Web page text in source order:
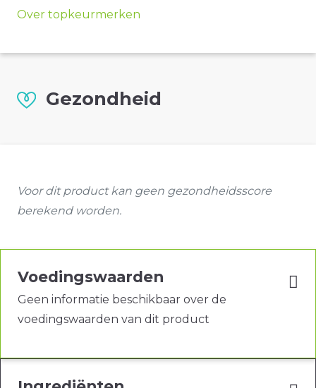
Over topkeurmerken
Gezondheid
Voor dit product kan geen gezondheidsscore
berekend worden.
Voedingswaarden
Geen informatie beschikbaar over de
voedingswaarden van dit product